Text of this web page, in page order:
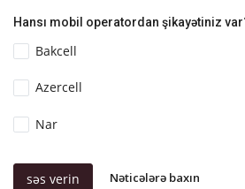
Hansı mobil operatordan şikayətiniz
Bakcell
Azercell
Nar
səs verin Nəticələrə baxın